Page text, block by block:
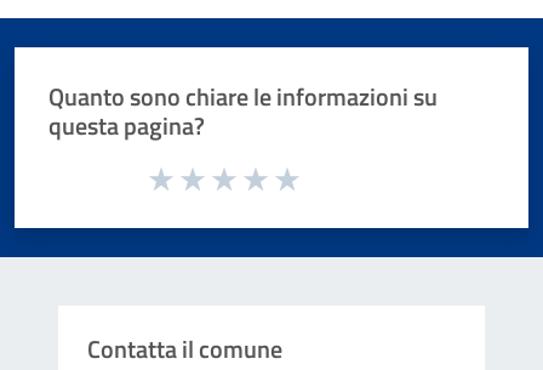
Quanto sono chiare le informazioni su
questa pagina?
Valuta da 1 a 5 stelle la pagina
Contatta il comune